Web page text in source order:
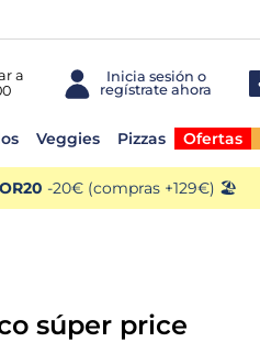
a
Veggies Pizzas Ofertas
-20€ (compras +129€) 🏖️
súper price